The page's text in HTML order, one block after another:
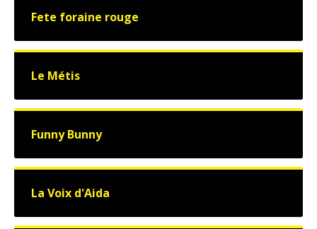
Fete foraine rouge
Le Métis
Funny Bunny
La Voix d'Aida